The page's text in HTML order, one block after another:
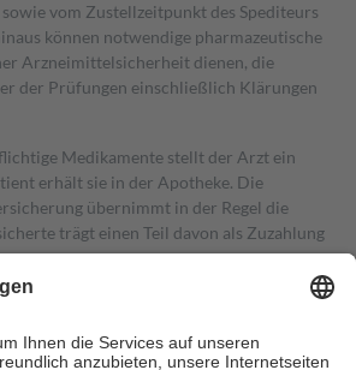
vom Zustellzeitpunkt des Spediteurs
können notwendige pharmazeutische
Arzneimittelsicherheit dienen, die
der Prüfungen einschließlich Klärungen
Medikamente stellt der Arzt ein
erhält sie in der Apotheke. Die
übernimmt in der Regel die
trägt einen Teil davon als Zuzahlung
Zuzahlungen in Höhe von zehn
Es sind jedoch nie mehr als die tatsächlichen
entrichten.